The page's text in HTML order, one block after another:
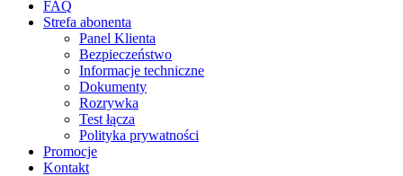
FAQ
Strefa abonenta
Panel Klienta
Bezpieczeństwo
Informacje techniczne
Dokumenty
Rozrywka
Test łącza
Polityka prywatności
Promocje
Kontakt